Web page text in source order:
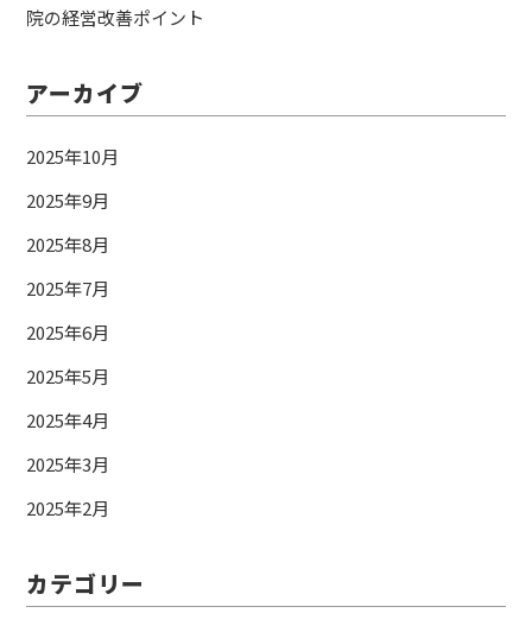
院の経営改善ポイント
アーカイブ
2025年10月
2025年9月
2025年8月
2025年7月
2025年6月
2025年5月
2025年4月
2025年3月
2025年2月
カテゴリー